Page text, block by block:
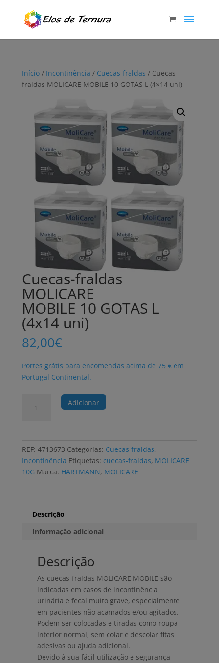
Início/ Incontinência / Cuecas-fraldas / Cuecas-
fraldas MOLICARE MOBILE 10 GOTAS L (4×14 uni)
Cuecas-fraldas
MOLICARE
MOBILE 10 GOTAS L
(4x14 uni)
82,00€
Portes grátis para encomendas acima de 75 € em
Portugal Continental.
MOBILE
uni)
Adicionar
REF: 4713673 Categorias: Cuecas-fraldas,
Incontinência Etiquetas: cuecas-fraldas, MOLICARE
10G Marca: HARTMANN, MOLICARE
Descrição
Informação adicional
Descrição
As cuecas-fraldas MOLICARE MOBILE são
indicadas em casos de incontinência
urinária e fecal muito grave, especialmente
em pacientes não acamados e/ou agitados.
Podem ser colocadas e tiradas como roupa
interior normal, sem colar e descolar fitas
adesivas ou ajuda adicional.
Devido à sua fácil utilização e segurança